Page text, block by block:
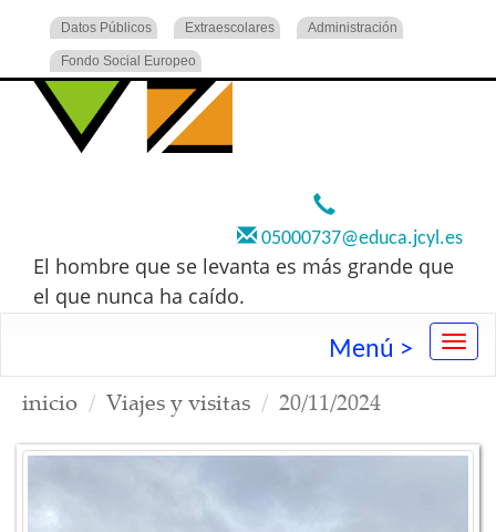
Datos Públicos Extraescolares Administración
Fondo Social Europeo
05000737@educa.jcyl.es
El hombre que se levanta es más grande que
el que nunca ha caído.
Menú >
inicio Viajes y visitas 20/11/2024